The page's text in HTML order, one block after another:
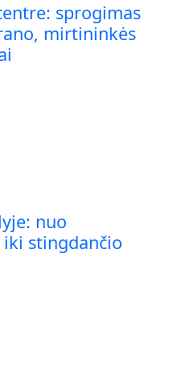
sprogimas
mirtininkės
nuo
stingdančio